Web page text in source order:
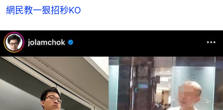
網民教一狠招秒KO